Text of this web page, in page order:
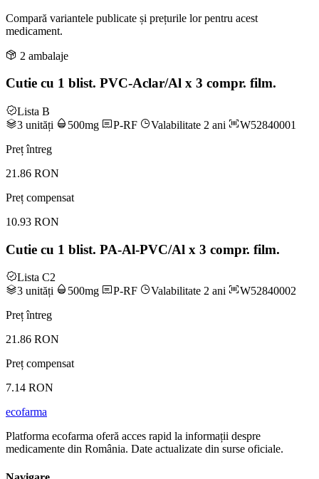
Compară variantele publicate și prețurile lor pentru acest
medicament.
2 ambalaje
Cutie cu 1 blist. PVC-Aclar/Al x 3 compr. film.
Lista B
3 unități
500mg P-RF Valabilitate 2 ani
W52840001
Preț întreg
21.86 RON
Preț compensat
10.93 RON
Cutie cu 1 blist. PA-Al-PVC/Al x 3 compr. film.
Lista C2
3 unități
500mg P-RF Valabilitate 2 ani
W52840002
Preț întreg
21.86 RON
Preț compensat
7.14 RON
ecofarma
Platforma ecofarma oferă acces rapid la informații despre
medicamente din România. Date actualizate din surse oficiale.